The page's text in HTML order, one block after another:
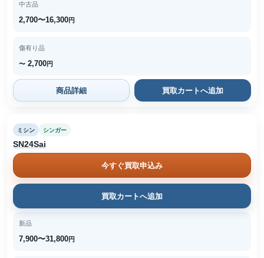
中古品
2,700〜16,300円
傷有り品
〜 2,700円
商品詳細 買取カートへ追加
ミシン シンガー
SN24Sai
今すぐ買取申込み
買取カートへ追加
新品
7,900〜31,800円